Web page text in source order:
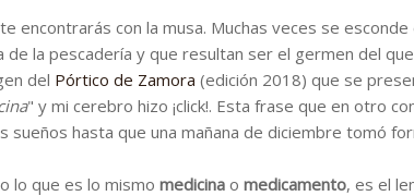
encontrarás con la musa. Muchas veces se
de la pescadería y que resultan ser el germen del
del Pórtico de Zamora (edición 2018) que se
" y mi cerebro hizo ¡click!. Esta frase que en otro
sueños hasta que una mañana de diciembre tomó
lo que es lo mismo medicina o medicamento, es el